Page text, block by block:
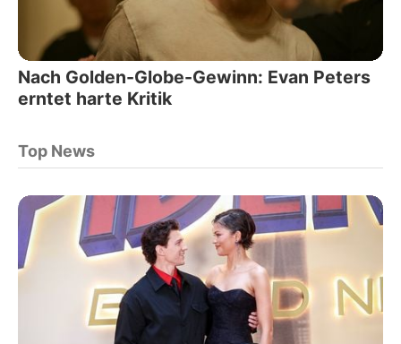
Nach Golden-Globe-Gewinn: Evan Peters
erntet harte Kritik
Top News